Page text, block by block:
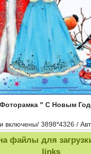
Фоторамка " С Новым
включены/ 3898*4326 /
файлы для
links